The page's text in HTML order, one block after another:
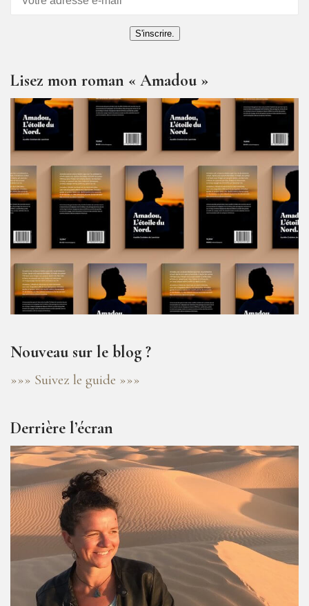
S'inscrire.
Lisez mon roman « Amadou »
Nouveau sur le blog ?
»»» Suivez le guide »»»
Derrière l’écran